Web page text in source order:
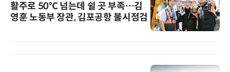
활주로 50℃ 넘는데 쉴 곳 부족…김
영훈 노동부 장관, 김포공항 불시점검